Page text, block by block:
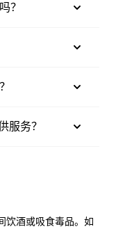
？
服务？
饮酒或吸食毒品。如